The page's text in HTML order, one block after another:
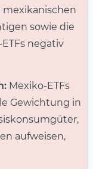
mexikanischen
sowie die
negativ
Mexiko-ETFs
Gewichtung in
aufweisen,